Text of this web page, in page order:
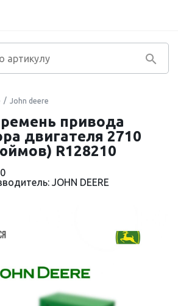
John deere
привода
двигателя 2710
R128210
JOHN DEERE